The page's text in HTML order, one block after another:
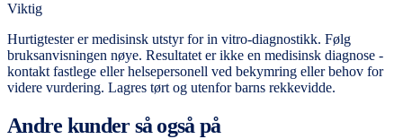
Viktig
Hurtigtester er medisinsk utstyr for in vitro-diagnostikk. Følg
bruksanvisningen nøye. Resultatet er ikke en medisinsk diagnose -
kontakt fastlege eller helsepersonell ved bekymring eller behov for
videre vurdering. Lagres tørt og utenfor barns rekkevidde.
Andre kunder så også på